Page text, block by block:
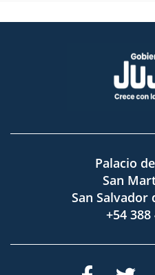
Palacio
San
San Salvador
+54 388